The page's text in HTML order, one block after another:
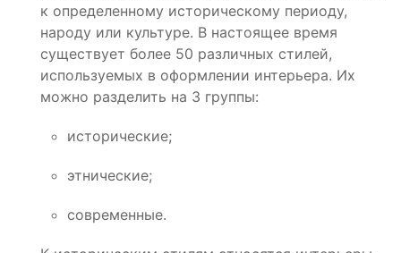
к определенному историческому периоду,
народу или культуре. В настоящее время
существует более 50 различных стилей,
используемых в оформлении интерьера. Их
можно разделить на 3 группы:
исторические;
этнические;
современные.